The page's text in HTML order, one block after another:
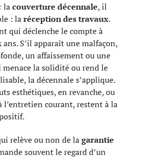
lacouverture décennale, il
: laréception des travaux.
qui déclenche le compte à
ans. S’il apparaît une malfaçon,
un affaissement ou une
la solidité ou rend le
la décennale s’applique.
esthétiques, en revanche, ou
l’entretien courant, restent à la
relève ou non de lagarantie
souvent le regard d’un